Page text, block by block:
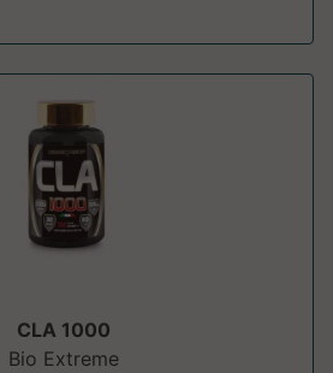
CLA 1000
Bio Extreme